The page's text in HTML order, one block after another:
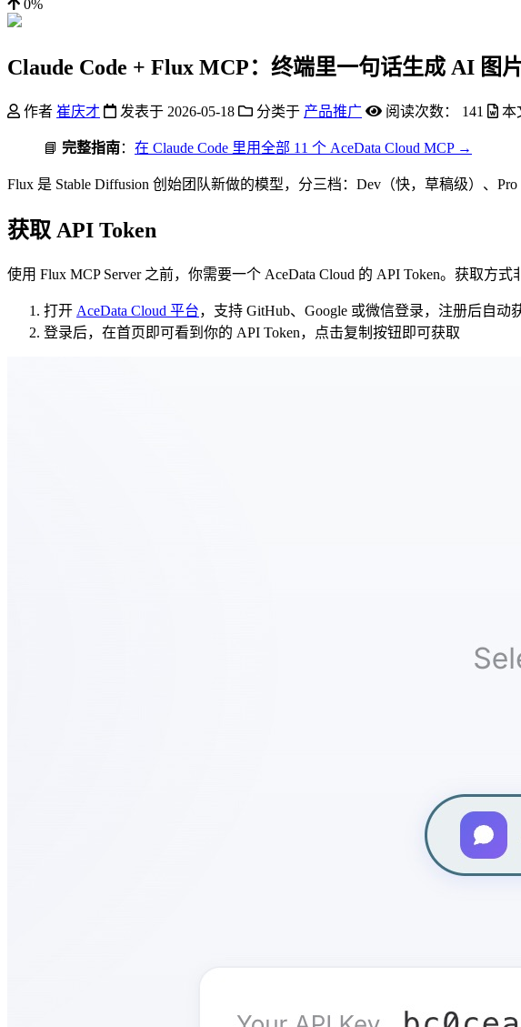
0%
Claude Code + Flux MCP：终端里一句话生成 AI 图
作者 崔庆才 发表于 2026-05-18 分类于 产品推广 阅读次数： 141 本
📘 完整指南： 在 Claude Code 里用全部 11 个 AceData Cloud MCP →
Flux 是 Stable Diffusion 创始团队新做的模型，分三档：Dev（快，草稿级）、
获取 API Token
使用 Flux MCP Server 之前，你需要一个 AceData Cloud 的 API Token。获取方式
打开 AceData Cloud 平台，支持 GitHub、Google 或微信登录，注册后自动
登录后，在首页即可看到你的 API Token，点击复制按钮即可获取